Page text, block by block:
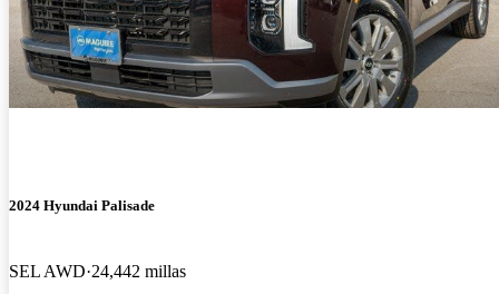
2024 Hyundai Palisade
SEL AWD 24,442 millas